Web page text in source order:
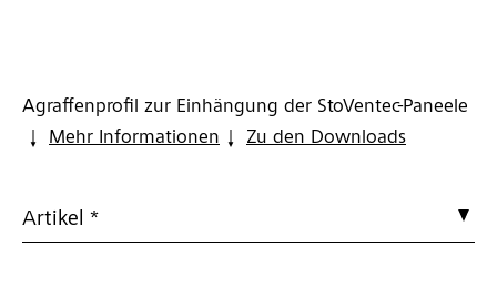
Agraffenprofil zur Einhängung der StoVentec-Paneele
Mehr Informationen
Zu den Downloads
Artikel *